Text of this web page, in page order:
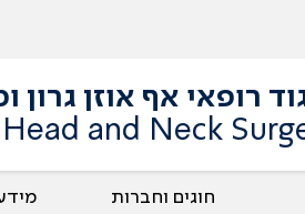
רופאי אף אוזן
and Neck
חוגים וחברות